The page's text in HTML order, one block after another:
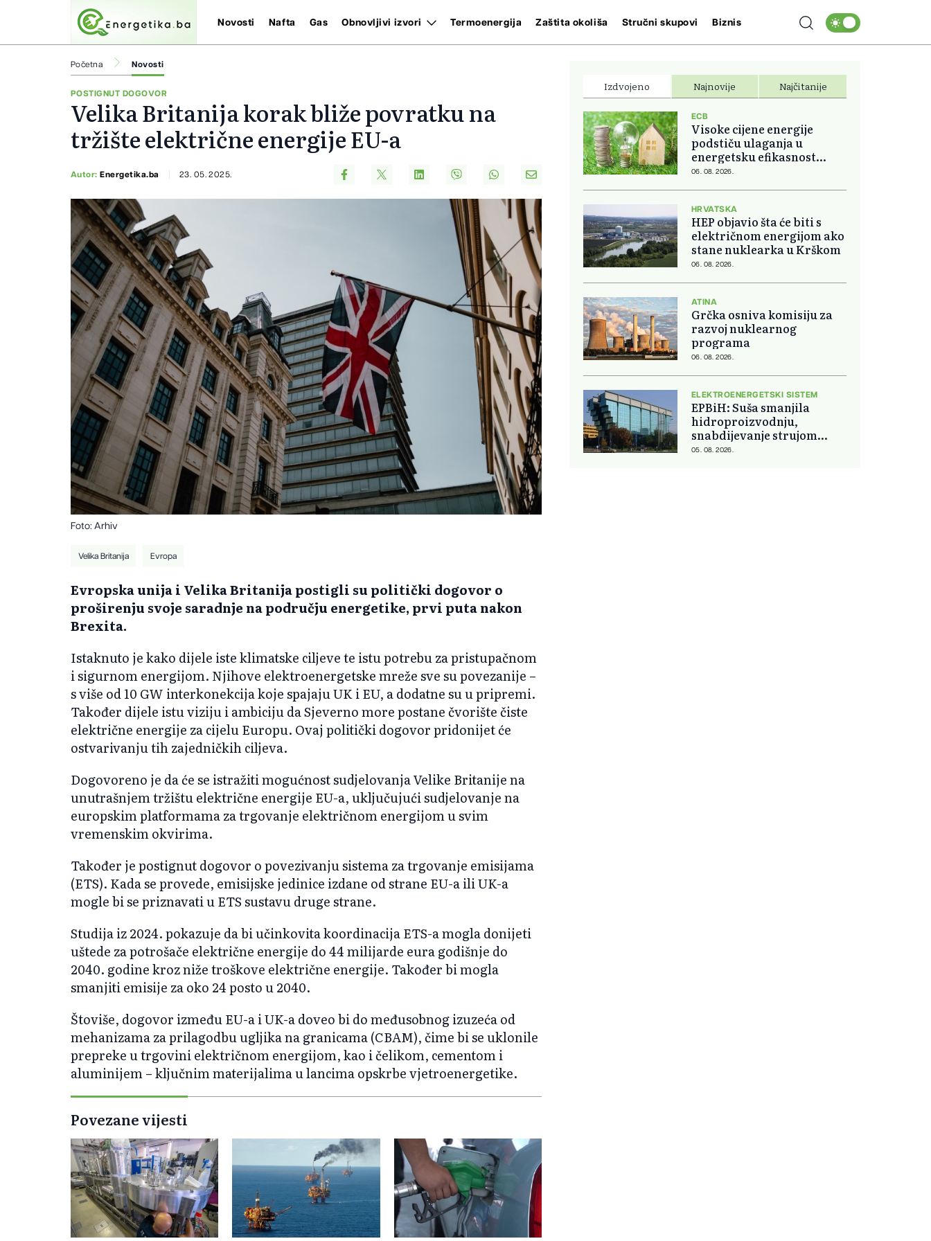
Novosti Nafta Gas Obnovljivi izvori Termoenergija Zaštita okoliša Stručni skupovi Biznis
Početna Novosti
POSTIGNUT DOGOVOR
Velika Britanija korak bliže povratku na
tržište električne energije EU-a
Autor:Energetika.ba 23. 05. 2025.
Foto: Arhiv
Velika Britanija Evropa
Evropska unija i Velika Britanija postigli su politički dogovor o
proširenju svoje saradnje na području energetike, prvi puta nakon
Brexita.
Istaknuto je kako dijele iste klimatske ciljeve te istu potrebu za pristupačnom
i sigurnom energijom. Njihove elektroenergetske mreže sve su povezanije –
s više od 10 GW interkonekcija koje spajaju UK i EU, a dodatne su u pripremi.
Također dijele istu viziju i ambiciju da Sjeverno more postane čvorište čiste
električne energije za cijelu Europu. Ovaj politički dogovor pridonijet će
ostvarivanju tih zajedničkih ciljeva.
Dogovoreno je da će se istražiti mogućnost sudjelovanja Velike Britanije na
unutrašnjem tržištu električne energije EU-a, uključujući sudjelovanje na
europskim platformama za trgovanje električnom energijom u svim
vremenskim okvirima.
Također je postignut dogovor o povezivanju sistema za trgovanje emisijama
(ETS). Kada se provede, emisijske jedinice izdane od strane EU-a ili UK-a
mogle bi se priznavati u ETS sustavu druge strane.
Studija iz 2024. pokazuje da bi učinkovita koordinacija ETS-a mogla donijeti
uštede za potrošače električne energije do 44 milijarde eura godišnje do
2040. godine kroz niže troškove električne energije. Također bi mogla
smanjiti emisije za oko 24 posto u 2040.
Štoviše, dogovor između EU-a i UK-a doveo bi do međusobnog izuzeća od
mehanizama za prilagodbu ugljika na granicama (CBAM), čime bi se uklonile
prepreke u trgovini električnom energijom, kao i čelikom, cementom i
aluminijem – ključnim materijalima u lancima opskrbe vjetroenergetike.
Povezane vijesti
Izdvojeno Najnovije Najčitanije
ECB
Visoke cijene energije
podstiču ulaganja u
energetsku efikasnost
domova
06. 08. 2026.
HRVATSKA
HEP objavio šta će biti s
električnom energijom ako
stane nuklearka u Krškom
06. 08. 2026.
ATINA
Grčka osniva komisiju za
razvoj nuklearnog
programa
06. 08. 2026.
ELEKTROENERGETSKI SISTEM
EPBiH: Suša smanjila
hidroproizvodnju,
snabdijevanje strujom
ostaje stabilno
05. 08. 2026.